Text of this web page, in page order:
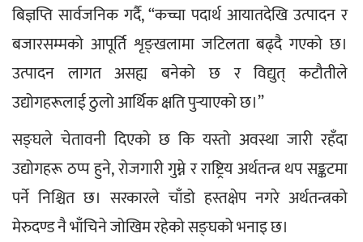
बिज्ञप्ति सार्वजनिक गर्दै, “कच्चा पदार्थ आयातदेखि उत्पादन र
बजारसम्मको आपूर्ति शृङ्खलामा जटिलता बढ्दै गएको छ।
उत्पादन लागत असह्य बनेको छ र विद्युत् कटौतीले
उद्योगहरूलाई ठुलो आर्थिक क्षति पुर्‍याएको छ।”
सङ्घले चेतावनी दिएको छ कि यस्तो अवस्था जारी रहँदा
उद्योगहरू ठप्प हुने, रोजगारी गुम्ने र राष्ट्रिय अर्थतन्त्र थप सङ्कटमा
पर्ने निश्चित छ। सरकारले चाँडो हस्तक्षेप नगरे अर्थतन्त्रको
मेरुदण्ड नै भाँचिने जोखिम रहेको सङ्घको भनाइ छ।